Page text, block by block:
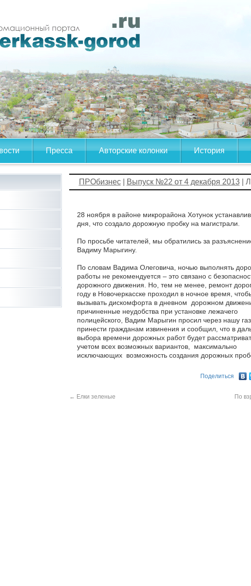
Пресса Авторские колонки История
ПРОбизнес| Выпуск №22 от 4 декабря 2013|
28 ноября в районе микрорайона Хотунок
дня, что создало дорожную пробку на магистрали.
По просьбе читателей, мы обратились за
Вадиму Марыгину.
По словам Вадима Олеговича, ночью выполнять
работы не рекомендуется – это связано с
дорожного движения. Но, тем не менее, ремонт
году в Новочеркасске проходил в ночное время,
вызывать дискомфорта в дневном дорожном
причиненные неудобства при установке лежачего
полицейского, Вадим Марыгин просил через нашу
принести гражданам извинения и сообщил, что в
выбора времени дорожных работ будет
учетом всех возможных вариантов, максимально
исключающих возможность создания дорожных
Поделиться
← Елки зеленые По